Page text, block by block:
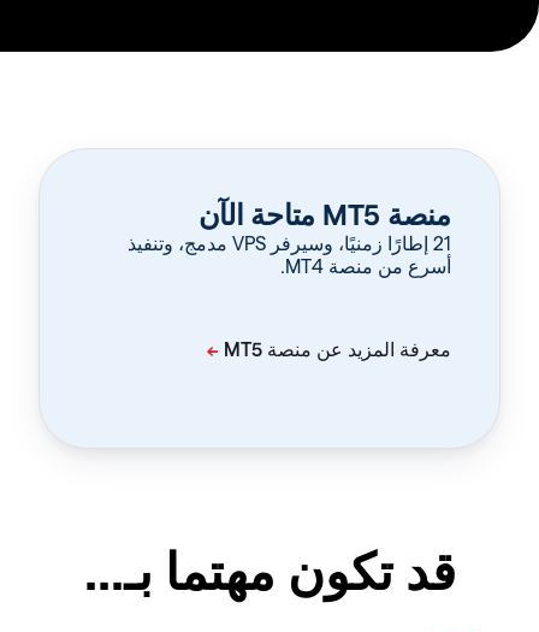
منصة MT5 متاحة الآن
‏21 إطارًا زمنيًا، وسيرفر VPS مدمج، وتنفيذ
أسرع من منصة MT4.
قد تكون مهتما بـ...